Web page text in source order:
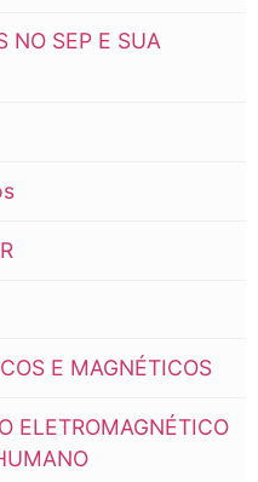
NO SEP E SUA
E MAGNÉTICOS
ELETROMAGNÉTICO